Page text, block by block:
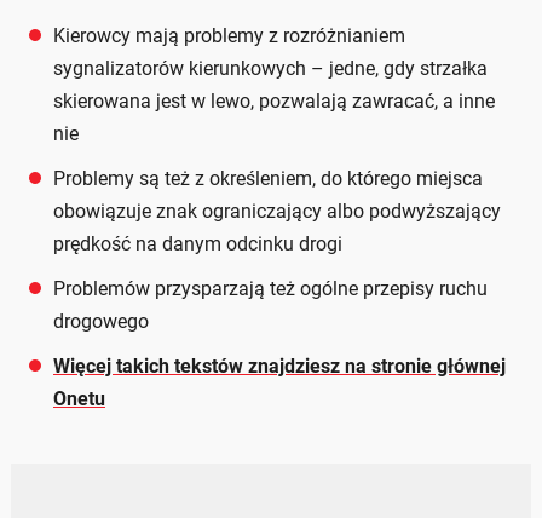
Kierowcy mają problemy z rozróżnianiem
sygnalizatorów kierunkowych – jedne, gdy strzałka
skierowana jest w lewo, pozwalają zawracać, a inne
nie
Problemy są też z określeniem, do którego miejsca
obowiązuje znak ograniczający albo podwyższający
prędkość na danym odcinku drogi
Problemów przysparzają też ogólne przepisy ruchu
drogowego
Więcej takich tekstów znajdziesz na stronie głównej
Onetu